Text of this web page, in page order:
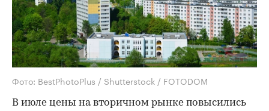
Фото: BestPhotoPlus / Shutterstock / FOTODOM
В июле цены на вторичном рынке повысились